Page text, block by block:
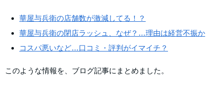
華屋与兵衛の店舗数が激減してる！？
華屋与兵衛の閉店ラッシュ、なぜ？…理由は経営不振か
コスパ悪いなど…口コミ・評判がイマイチ？
このような情報を、ブログ記事にまとめました。